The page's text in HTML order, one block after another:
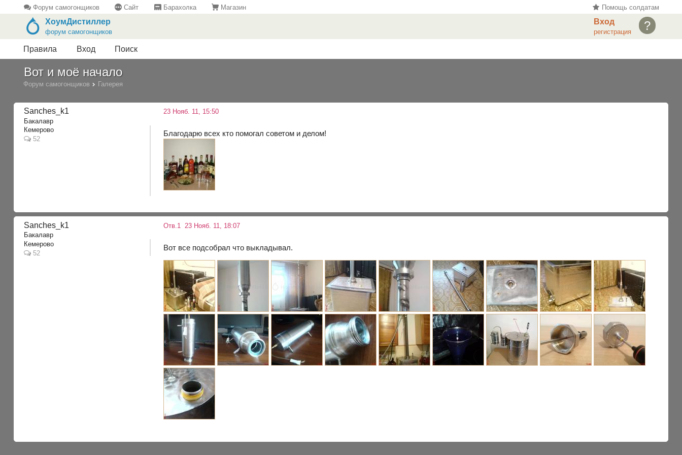
Форум самогонщиков Сайт Барахолка Магазин Помощь солдатам
?
Вход
регистрация
ХоумДистиллер
форум самогонщиков
Правила Вход Поиск
Вот и моё начало
Форум самогонщиков Галерея
Sanches_k1
Бакалавр
Кемерово
52
23 Нояб. 11, 15:50
Благодарю всех кто помогал советом и делом!
Sanches_k1
Бакалавр
Кемерово
52
Отв.1 23 Нояб. 11, 18:07
Вот все подсобрал что выкладывал.